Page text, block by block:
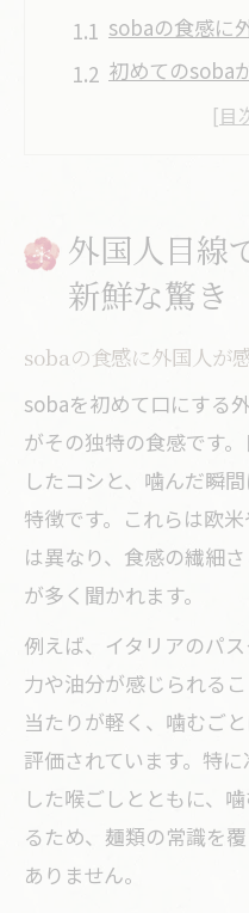
sobaの食感に
初めてのsoba
海外の日本食
soba初挑戦の驚き
海外でsobaが
soba 海外 人気
日本食ブーム
世界で広がる
文化の壁を越え
soba 海外 食
外国人が驚く
海外で独自進
文化交流で見
sobaを囲む食
日本独特のsoba体
方
sobaの体験を
外国人のsoba
外国人目線
新鮮な驚き
sobaの食感に外国人が
sobaを初めて口にする
がその独特の食感です
したコシと、噛んだ瞬
特徴です。これらは欧
は異なり、食感の繊細
が多く聞かれます。
例えば、イタリアのパ
力や油分が感じられる
当たりが軽く、噛むご
評価されています。特
した喉ごしとともに、
るため、麺類の常識を
ありません。